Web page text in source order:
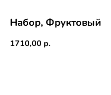
Набор, Фруктовый
1710,00 р.